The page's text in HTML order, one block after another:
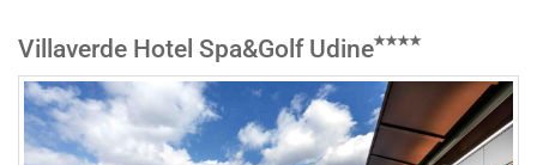
Villaverde Hotel Spa&Golf Udine